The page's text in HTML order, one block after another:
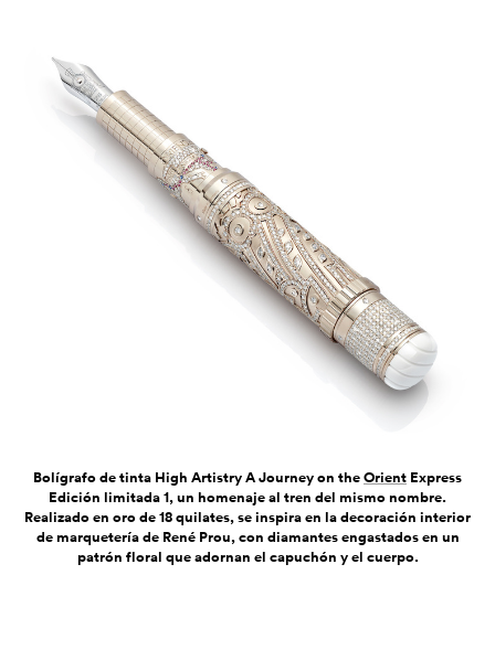
Bolígrafo de tinta High Artistry A Journey on theOrient Express
Edición limitada 1, un homenaje al tren del mismo nombre.
Realizado en oro de 18 quilates, se inspira en la decoración interior
de marquetería de René Prou, con diamantes engastados en un
patrón floral que adornan el capuchón y el cuerpo.